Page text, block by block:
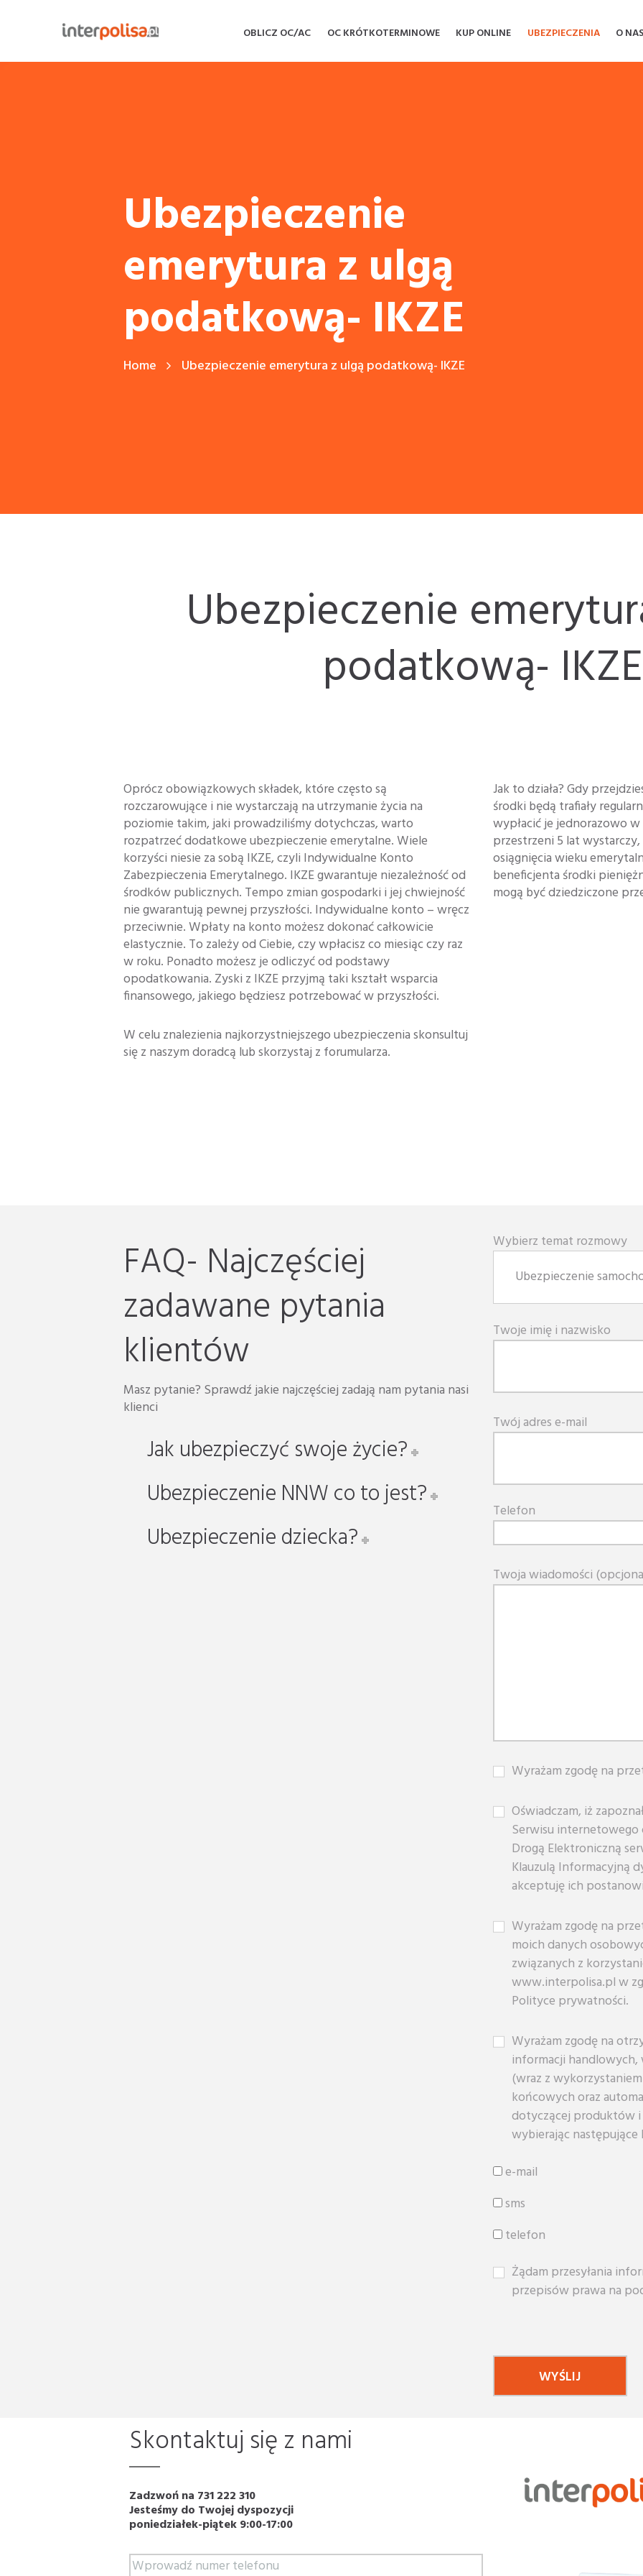
OBLICZ OC/AC OC KRÓTKOTERMINOWE KUP ONLINE UBEZPIECZENIA O NAS
Ubezpieczenie
emerytura z ulgą
podatkową- IKZE
Home Ubezpieczenie emerytura z ulgą podatkową- IKZE
Ubezpieczenie
podatkową- IKZE
Oprócz obowiązkowych składek, które często są
rozczarowujące i nie wystarczają na utrzymanie życia na
poziomie takim, jaki prowadziliśmy dotychczas, warto
rozpatrzeć dodatkowe ubezpieczenie emerytalne. Wiele
korzyści niesie za sobą IKZE, czyli Indywidualne Konto
Zabezpieczenia Emerytalnego. IKZE gwarantuje niezależność od
środków publicznych. Tempo zmian gospodarki i jej chwiejność
nie gwarantują pewnej przyszłości. Indywidualne konto – wręcz
przeciwnie. Wpłaty na konto możesz dokonać całkowicie
elastycznie. To zależy od Ciebie, czy wpłacisz co miesiąc czy raz
w roku. Ponadto możesz je odliczyć od podstawy
opodatkowania. Zyski z IKZE przyjmą taki kształt wsparcia
finansowego, jakiego będziesz potrzebować w przyszłości.
W celu znalezienia najkorzystniejszego ubezpieczenia skonsultuj
się z naszym doradcą lub skorzystaj z forumularza.
Jak to działa? Gdy
środki będą trafiały
wypłacić je jednorazowo w
przestrzeni 5 lat
osiągnięcia wieku
beneficjenta środki
mogą być dziedziczone
FAQ- Najczęściej
zadawane pytania
klientów
Masz pytanie? Sprawdź jakie najczęściej zadają nam pytania nasi
klienci
Jak ubezpieczyć swoje życie?
Ubezpieczenie NNW co to jest?
Ubezpieczenie dziecka?
Wybierz temat rozmowy
Twoje imię i nazwisko
Twój adres e-mail
Telefon
Twoja wiadomości
Wyrażam zgodę na
Oświadczam, iż
Serwisu internetowego
Drogą Elektroniczną
Klauzulą Informacyjną
akceptuję ich
Wyrażam zgodę na
moich danych
związanych z
www.interpolisa.pl w
Polityce prywatności.
Wyrażam zgodę na
informacji
(wraz z
końcowych oraz
dotyczącej produktów i
wybierając następujące
e-mail
sms
telefon
Żądam przesyłania
przepisów prawa na
Skontaktuj się z nami
Zadzwoń na 731 222 310
Jesteśmy do Twojej dyspozycji
poniedziałek-piątek 9:00-17:00